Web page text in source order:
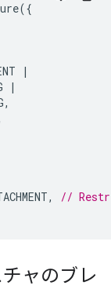
({
|
|
,
,
//
ャのブレ